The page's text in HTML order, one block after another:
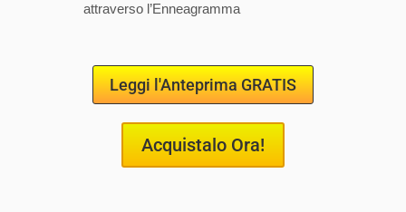
attraverso l’Enneagramma
Leggi l'Anteprima GRATIS
Acquistalo Ora!